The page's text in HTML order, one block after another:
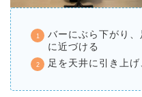
バーにぶら下がり
に近づける
足を天井に引き上